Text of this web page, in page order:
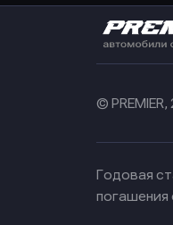
© PREMIER,
Годовая
погашения